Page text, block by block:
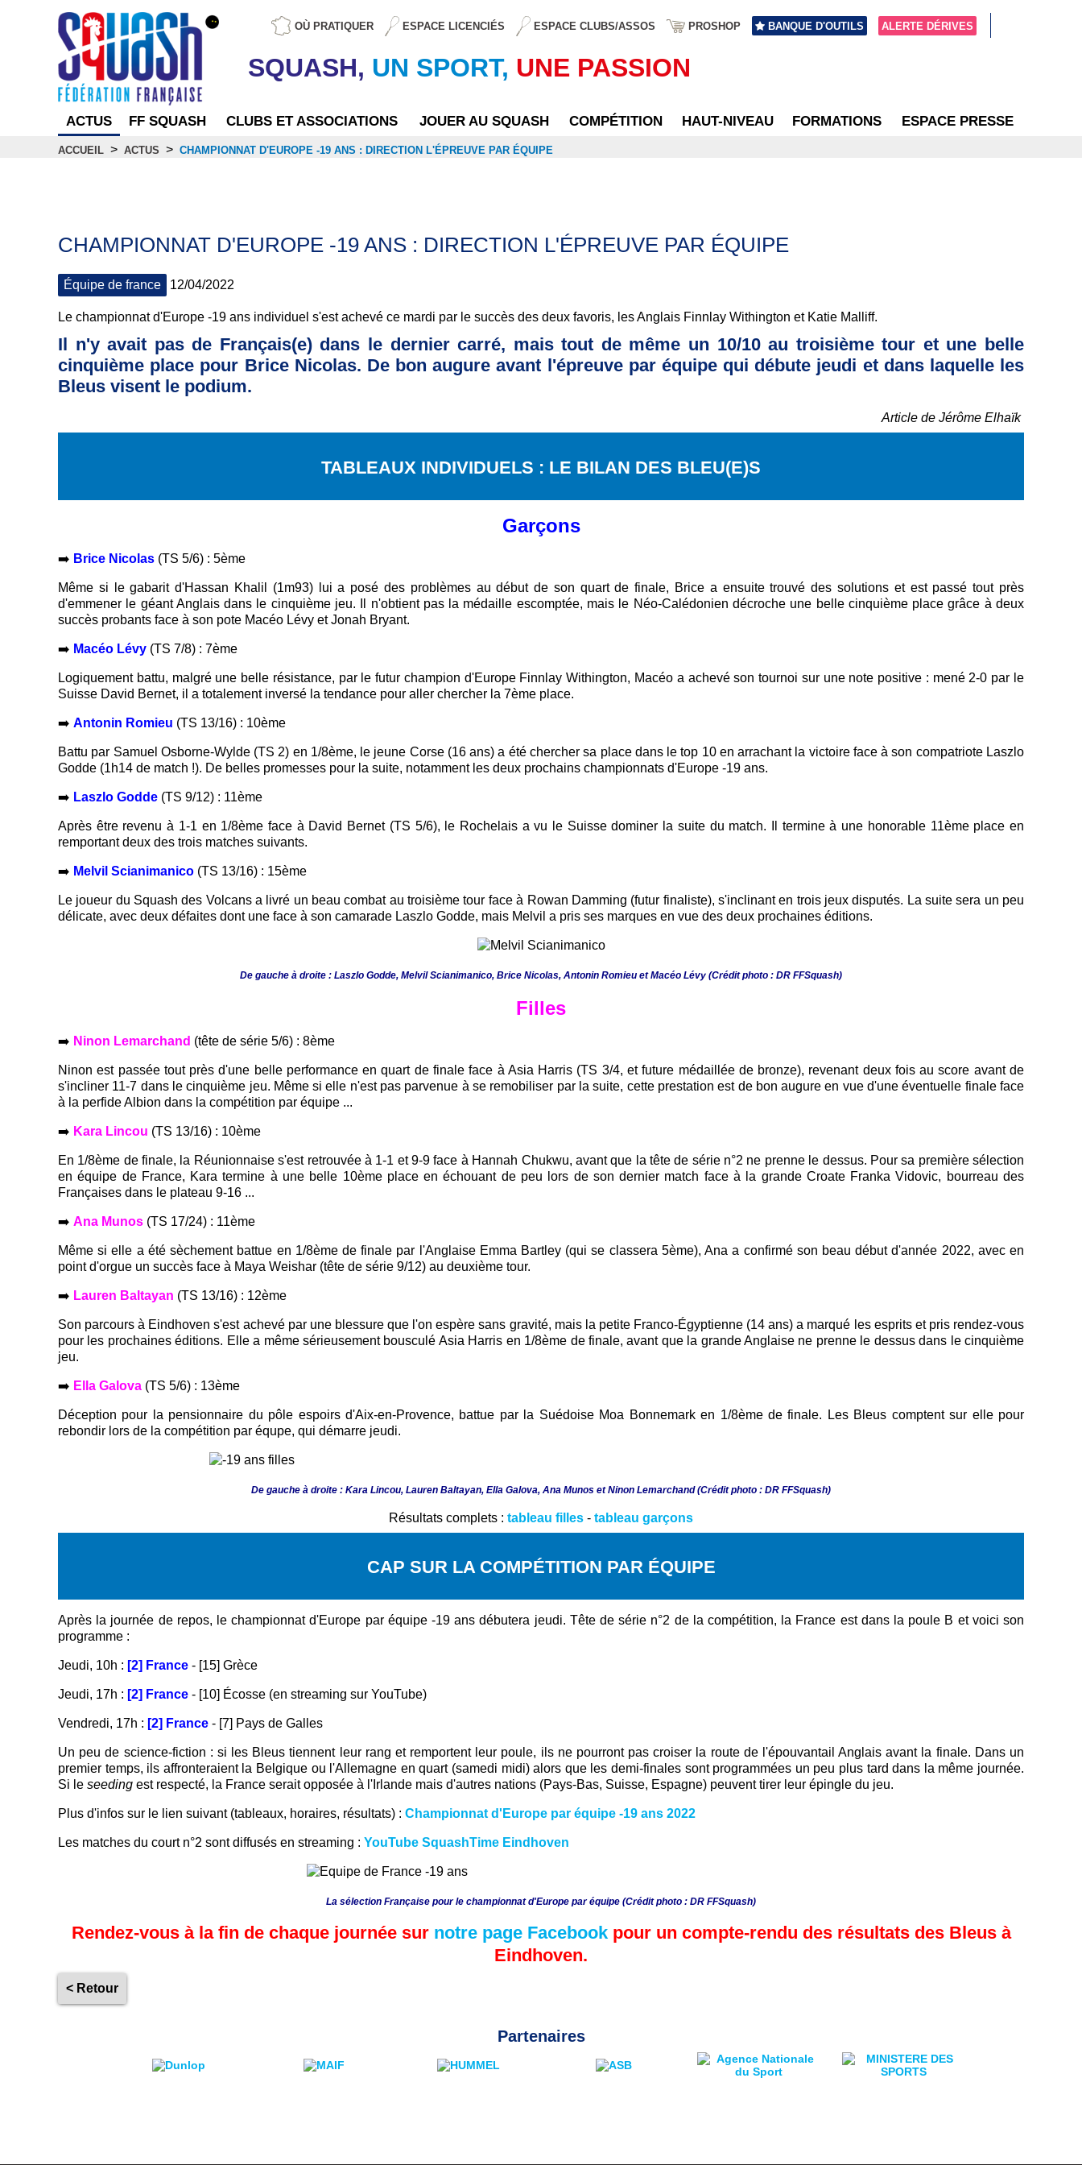
OÙ PRATIQUER ESPACE LICENCIÉS ESPACE CLUBS/ASSOS PROSHOP BANQUE D'OUTILS ALERTE DÉRIVES
SQUASH, UN SPORT, UNE PASSION
ACTUS FF SQUASH CLUBS ET ASSOCIATIONS JOUER AU SQUASH COMPÉTITION HAUT-NIVEAU FORMATIONS ESPACE PRESSE
ACCUEIL > ACTUS > CHAMPIONNAT D'EUROPE -19 ANS : DIRECTION L'ÉPREUVE PAR ÉQUIPE
CHAMPIONNAT D'EUROPE -19 ANS : DIRECTION L'ÉPREUVE PAR ÉQUIPE
Équipe de france 12/04/2022
Le championnat d'Europe -19 ans individuel s'est achevé ce mardi par le succès des deux favoris, les Anglais Finnlay Withington et Katie Malliff.
Il n'y avait pas de Français(e) dans le dernier carré, mais tout de même un 10/10 au troisième tour et une belle
cinquième place pour Brice Nicolas. De bon augure avant l'épreuve par équipe qui débute jeudi et dans laquelle les
Bleus visent le podium.
Article de Jérôme Elhaïk
TABLEAUX INDIVIDUELS : LE BILAN DES BLEU(E)S
Garçons
➡️ Brice Nicolas (TS 5/6) : 5ème
Même si le gabarit d'Hassan Khalil (1m93) lui a posé des problèmes au début de son quart de finale, Brice a ensuite trouvé des solutions et est passé tout près
d'emmener le géant Anglais dans le cinquième jeu. Il n'obtient pas la médaille escomptée, mais le Néo-Calédonien décroche une belle cinquième place grâce à deux
succès probants face à son pote Macéo Lévy et Jonah Bryant.
➡️ Macéo Lévy (TS 7/8) : 7ème
Logiquement battu, malgré une belle résistance, par le futur champion d'Europe Finnlay Withington, Macéo a achevé son tournoi sur une note positive : mené 2-0 par le
Suisse David Bernet, il a totalement inversé la tendance pour aller chercher la 7ème place.
➡️ Antonin Romieu (TS 13/16) : 10ème
Battu par Samuel Osborne-Wylde (TS 2) en 1/8ème, le jeune Corse (16 ans) a été chercher sa place dans le top 10 en arrachant la victoire face à son compatriote Laszlo
Godde (1h14 de match !). De belles promesses pour la suite, notamment les deux prochains championnats d'Europe -19 ans.
➡️ Laszlo Godde (TS 9/12) : 11ème
Après être revenu à 1-1 en 1/8ème face à David Bernet (TS 5/6), le Rochelais a vu le Suisse dominer la suite du match. Il termine à une honorable 11ème place en
remportant deux des trois matches suivants.
➡️ Melvil Scianimanico (TS 13/16) : 15ème
Le joueur du Squash des Volcans a livré un beau combat au troisième tour face à Rowan Damming (futur finaliste), s'inclinant en trois jeux disputés. La suite sera un peu
délicate, avec deux défaites dont une face à son camarade Laszlo Godde, mais Melvil a pris ses marques en vue des deux prochaines éditions.
De gauche à droite : Laszlo Godde, Melvil Scianimanico, Brice Nicolas, Antonin Romieu et Macéo Lévy (Crédit photo : DR FFSquash)
Filles
➡️ Ninon Lemarchand (tête de série 5/6) : 8ème
Ninon est passée tout près d'une belle performance en quart de finale face à Asia Harris (TS 3/4, et future médaillée de bronze), revenant deux fois au score avant de
s'incliner 11-7 dans le cinquième jeu. Même si elle n'est pas parvenue à se remobiliser par la suite, cette prestation est de bon augure en vue d'une éventuelle finale face
à la perfide Albion dans la compétition par équipe ...
➡️ Kara Lincou (TS 13/16) : 10ème
En 1/8ème de finale, la Réunionnaise s'est retrouvée à 1-1 et 9-9 face à Hannah Chukwu, avant que la tête de série n°2 ne prenne le dessus. Pour sa première sélection
en équipe de France, Kara termine à une belle 10ème place en échouant de peu lors de son dernier match face à la grande Croate Franka Vidovic, bourreau des
Françaises dans le plateau 9-16 ...
➡️ Ana Munos (TS 17/24) : 11ème
Même si elle a été sèchement battue en 1/8ème de finale par l'Anglaise Emma Bartley (qui se classera 5ème), Ana a confirmé son beau début d'année 2022, avec en
point d'orgue un succès face à Maya Weishar (tête de série 9/12) au deuxième tour.
➡️ Lauren Baltayan (TS 13/16) : 12ème
Son parcours à Eindhoven s'est achevé par une blessure que l'on espère sans gravité, mais la petite Franco-Égyptienne (14 ans) a marqué les esprits et pris rendez-vous
pour les prochaines éditions. Elle a même sérieusement bousculé Asia Harris en 1/8ème de finale, avant que la grande Anglaise ne prenne le dessus dans le cinquième
jeu.
➡️ Ella Galova (TS 5/6) : 13ème
Déception pour la pensionnaire du pôle espoirs d'Aix-en-Provence, battue par la Suédoise Moa Bonnemark en 1/8ème de finale. Les Bleus comptent sur elle pour
rebondir lors de la compétition par équpe, qui démarre jeudi.
De gauche à droite : Kara Lincou, Lauren Baltayan, Ella Galova, Ana Munos et Ninon Lemarchand (Crédit photo : DR FFSquash)
Résultats complets : tableau filles - tableau garçons
CAP SUR LA COMPÉTITION PAR ÉQUIPE
Après la journée de repos, le championnat d'Europe par équipe -19 ans débutera jeudi. Tête de série n°2 de la compétition, la France est dans la poule B et voici son
programme :
Jeudi, 10h : [2] France - [15] Grèce
Jeudi, 17h : [2] France - [10] Écosse (en streaming sur YouTube)
Vendredi, 17h : [2] France - [7] Pays de Galles
Un peu de science-fiction : si les Bleus tiennent leur rang et remportent leur poule, ils ne pourront pas croiser la route de l'épouvantail Anglais avant la finale. Dans un
premier temps, ils affronteraient la Belgique ou l'Allemagne en quart (samedi midi) alors que les demi-finales sont programmées un peu plus tard dans la même journée.
Si le seeding est respecté, la France serait opposée à l'Irlande mais d'autres nations (Pays-Bas, Suisse, Espagne) peuvent tirer leur épingle du jeu.
Plus d'infos sur le lien suivant (tableaux, horaires, résultats) : Championnat d'Europe par équipe -19 ans 2022
Les matches du court n°2 sont diffusés en streaming : YouTube SquashTime Eindhoven
La sélection Française pour le championnat d'Europe par équipe (Crédit photo : DR FFSquash)
Rendez-vous à la fin de chaque journée sur notre page Facebook pour un compte-rendu des résultats des Bleus à
Eindhoven.
< Retour
Partenaires